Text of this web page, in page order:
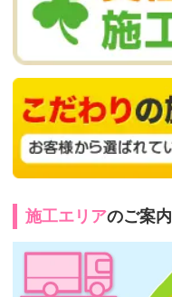
施工エリアのご案内